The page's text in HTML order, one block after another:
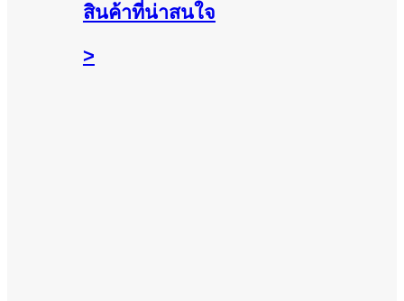
สินค้าที่น่าสนใจ
>